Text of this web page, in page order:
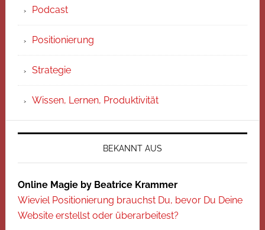
Podcast
Positionierung
Strategie
Wissen, Lernen, Produktivität
BEKANNT AUS
Online Magie by Beatrice Krammer
Wieviel Positionierung brauchst Du, bevor Du Deine
Website erstellst oder überarbeitest?